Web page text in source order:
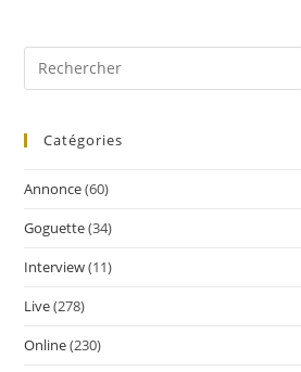
Catégories
Annonce(60)
Goguette(34)
Interview(11)
Live(278)
Online(230)